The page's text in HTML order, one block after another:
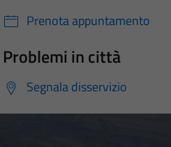
Prenota appuntamento
Problemi in città
Segnala disservizio